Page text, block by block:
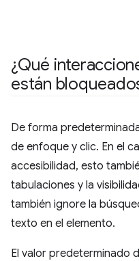
¿Qué
están
De forma
de enfoque y clic. En el
accesibilidad, esto
tabulaciones y la
también ignore la
texto en el elemento.
El valor predeterminado